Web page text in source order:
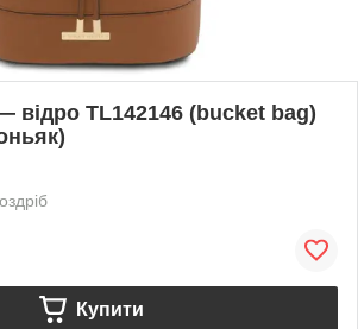
відро TL142146 (bucket bag)
Купити